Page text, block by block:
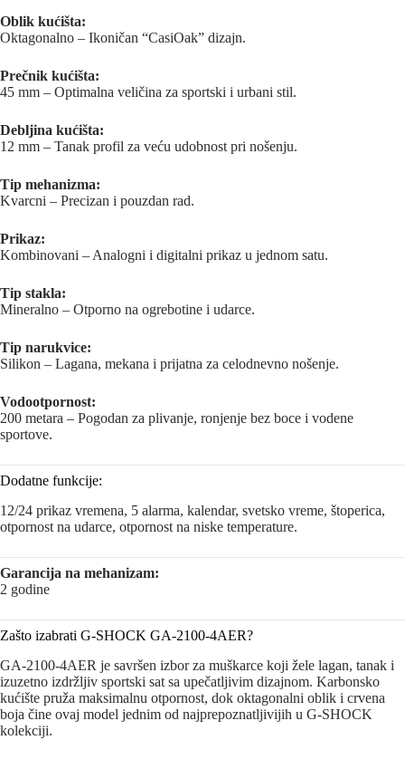
Oblik kućišta:
Oktagonalno – Ikoničan “CasiOak” dizajn.
Prečnik kućišta:
45 mm – Optimalna veličina za sportski i urbani stil.
Debljina kućišta:
12 mm – Tanak profil za veću udobnost pri nošenju.
Tip mehanizma:
Kvarcni – Precizan i pouzdan rad.
Prikaz:
Kombinovani – Analogni i digitalni prikaz u jednom satu.
Tip stakla:
Mineralno – Otporno na ogrebotine i udarce.
Tip narukvice:
Silikon – Lagana, mekana i prijatna za celodnevno nošenje.
Vodootpornost:
200 metara – Pogodan za plivanje, ronjenje bez boce i vodene
sportove.
Dodatne funkcije:
12/24 prikaz vremena, 5 alarma, kalendar, svetsko vreme, štoperica,
otpornost na udarce, otpornost na niske temperature.
Garancija na mehanizam:
2 godine
Zašto izabrati G-SHOCK GA-2100-4AER?
GA-2100-4AER je savršen izbor za muškarce koji žele lagan, tanak i
izuzetno izdržljiv sportski sat sa upečatljivim dizajnom. Karbonsko
kućište pruža maksimalnu otpornost, dok oktagonalni oblik i crvena
boja čine ovaj model jednim od najprepoznatljivijih u G-SHOCK
kolekciji.